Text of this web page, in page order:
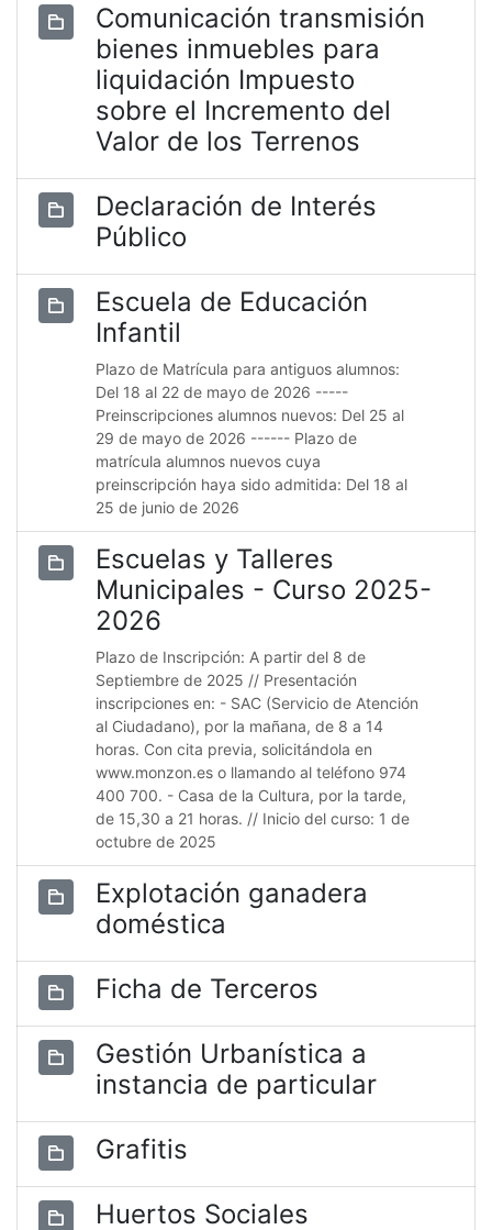
Comunicación transmisión
bienes inmuebles para
liquidación Impuesto
sobre el Incremento del
Valor de los Terrenos
Declaración de Interés
Público
Escuela de Educación
Infantil
Plazo de Matrícula para antiguos alumnos:
Del 18 al 22 de mayo de 2026 -----
Preinscripciones alumnos nuevos: Del 25 al
29 de mayo de 2026 ------ Plazo de
matrícula alumnos nuevos cuya
preinscripción haya sido admitida: Del 18 al
25 de junio de 2026
Escuelas y Talleres
Municipales - Curso 2025-
2026
Plazo de Inscripción: A partir del 8 de
Septiembre de 2025 // Presentación
inscripciones en: - SAC (Servicio de Atención
al Ciudadano), por la mañana, de 8 a 14
horas. Con cita previa, solicitándola en
www.monzon.es o llamando al teléfono 974
400 700. - Casa de la Cultura, por la tarde,
de 15,30 a 21 horas. // Inicio del curso: 1 de
octubre de 2025
Explotación ganadera
doméstica
Ficha de Terceros
Gestión Urbanística a
instancia de particular
Grafitis
Huertos Sociales